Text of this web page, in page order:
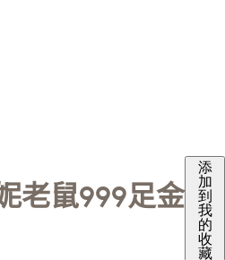
老鼠999足金
添
加
到
我
的
收
藏